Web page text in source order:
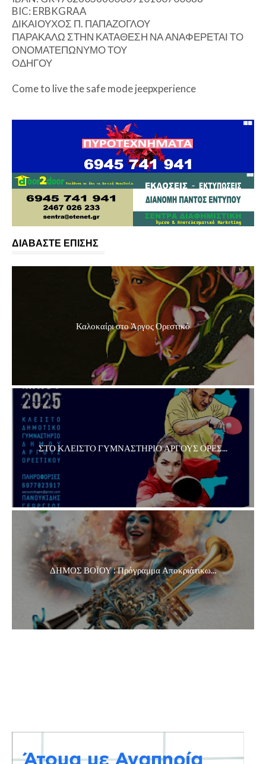
BIC: ERBKGRAA
ΔΙΚΑΙΟΥΧΟΣ Π. ΠΑΠΑΖΟΓΛΟΥ
ΠΑΡΑΚΑΛΩ ΣΤΗΝ ΚΑΤΑΘΕΣΗ ΝΑ ΑΝΑΦΕΡΕΤΑΙ ΤΟ
ΟΝΟΜΑΤΕΠΩΝΥΜΟ ΤΟΥ
ΟΔΗΓΟΥ
Come to live the safe mode jeepxperience
ΔΙΑΒΑΣΤΕ ΕΠΙΣΗΣ
Καλοκαίρι στο Άργος Ορεστικό
ΣΤΟ ΚΛΕΙΣΤΟ ΓΥΜΝΑΣΤΗΡΙΟ ΑΡΓΟΥΣ ΟΡΕΣ...
ΔΗΜΟΣ ΒΟΪΟΥ : Πρόγραμμα Αποκριάτικω...